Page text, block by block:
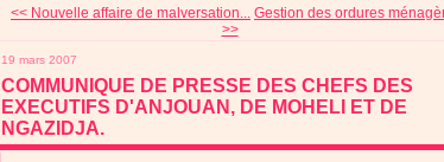
<< Nouvelle affaire de malversation... Gestion des ordures
>>
19 mars 2007
COMMUNIQUE DE PRESSE DES CHEFS DES
EXECUTIFS D'ANJOUAN, DE MOHELI ET DE
NGAZIDJA.